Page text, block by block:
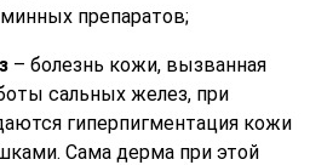
препаратов;
– болезнь кожи, вызванная
сальных желез, при
гиперпигментация кожи
Сама дерма при этой